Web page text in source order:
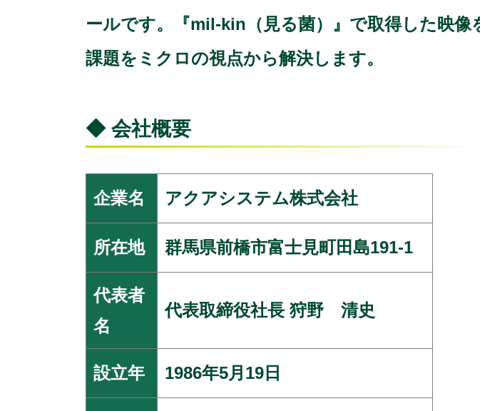
ールです。『mil-kin（見る菌）』で取得した映
課題をミクロの視点から解決します。
◆ 会社概要
企業名 アクアシステム株式会社
所在地 群馬県前橋市富士見町田島191-1
代表者
名
代表取締役社長 狩野 清史
設立年 1986年5月19日